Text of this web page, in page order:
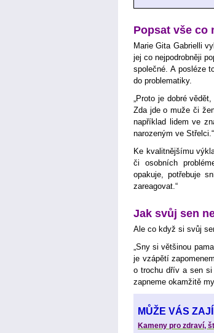
Popsat vše co
Marie Gita Gabrielli
jej co nejpodrobněji
společné. A posléze
do problematiky.
„Proto je dobré
Zda jde o muže či
například lidem ve
narozeným ve Střelci.“
Ke kvalitnějšímu
či osobních
opakuje, potřebuje
zareagovat.“
Jak svůj sen
Ale co když si svůj
„Sny si většinou
je vzápětí
o trochu dřív a sen si
zapneme okamžitě
MŮŽE VÁS
Kameny pro zdraví,